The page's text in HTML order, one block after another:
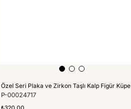
Özel Seri Plaka ve Zirkon Taşlı Kalp Figür Küpe
P-00024717